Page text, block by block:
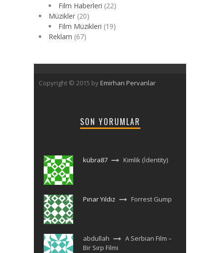
Film Haberleri (22)
Müzikler (20)
Film Müzikleri (19)
Reklam (67)
Copyright © 2015 by Emirhan Pervanlar
SON YORUMLAR
kübra87 Kimlik (İdentity)
Pınar Yıldız Forrest Gump
abdullah
A Serbian Film –
Bir Sırp Filmi